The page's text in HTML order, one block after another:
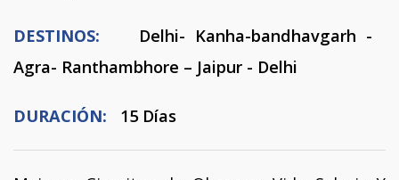
DESTINOS: Delhi- Kanha-bandhavgarh -
Agra- Ranthambhore – Jaipur - Delhi
DURACIÓN: 15 Días